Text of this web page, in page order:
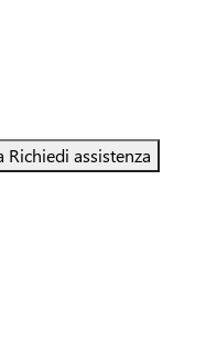
Richiedi assistenza